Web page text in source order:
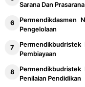
Sarana Dan Prasarana
Permendikdasmen
Pengelolaan
Pembiayaan
Penilaian Pendidikan